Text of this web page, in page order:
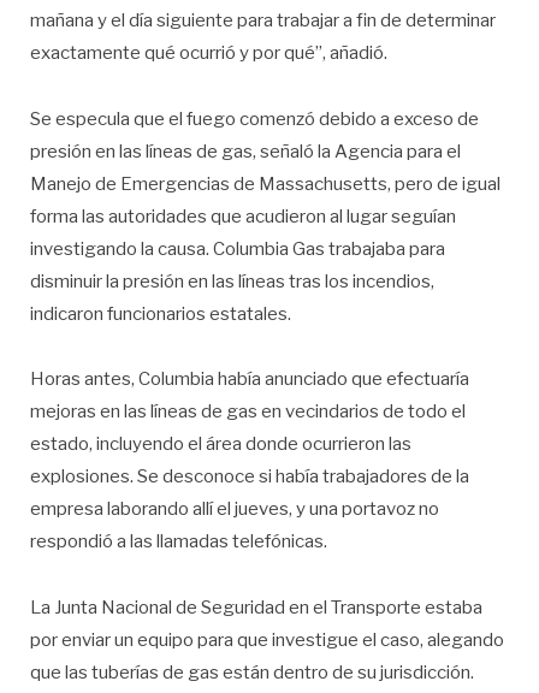
mañana y el día siguiente para trabajar a fin de determinar
exactamente qué ocurrió y por qué”, añadió.
Se especula que el fuego comenzó debido a exceso de
presión en las líneas de gas, señaló la Agencia para el
Manejo de Emergencias de Massachusetts, pero de igual
forma las autoridades que acudieron al lugar seguían
investigando la causa. Columbia Gas trabajaba para
disminuir la presión en las líneas tras los incendios,
indicaron funcionarios estatales.
Horas antes, Columbia había anunciado que efectuaría
mejoras en las líneas de gas en vecindarios de todo el
estado, incluyendo el área donde ocurrieron las
explosiones. Se desconoce si había trabajadores de la
empresa laborando allí el jueves, y una portavoz no
respondió a las llamadas telefónicas.
La Junta Nacional de Seguridad en el Transporte estaba
por enviar un equipo para que investigue el caso, alegando
que las tuberías de gas están dentro de su jurisdicción.